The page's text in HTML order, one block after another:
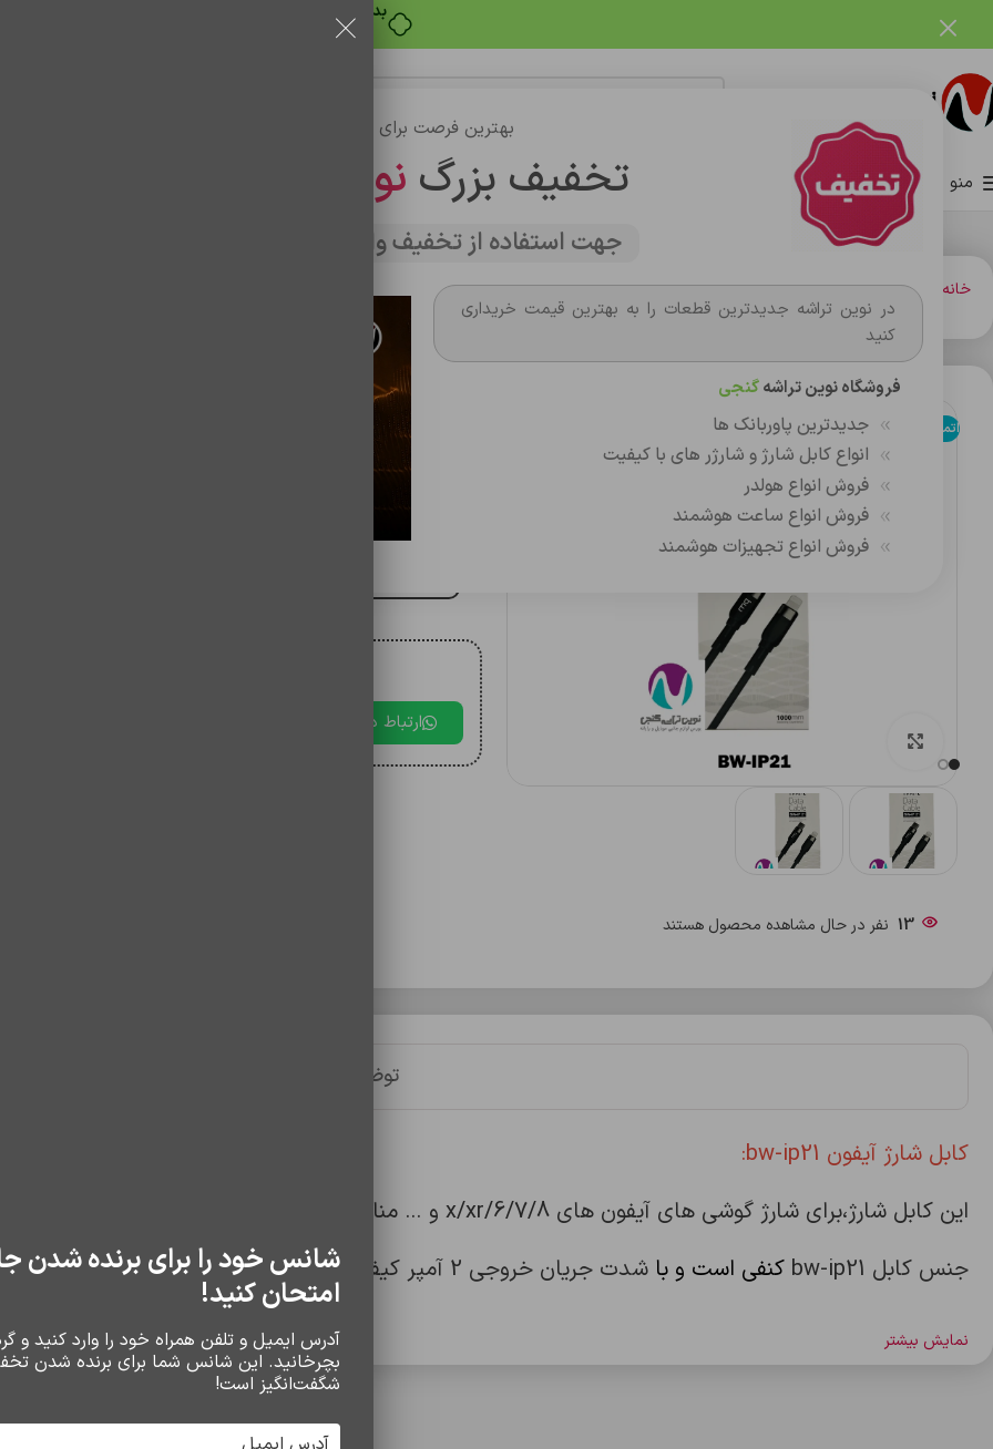
بهترین فرصت برای خرید
تخفیف بزرگ نوین تراشه
جهت استفاده از تخفیف وارد سایت شوید
در نوین تراشه جدیدترین قطعات را به بهترین قیمت خریداری
کنید
فروشگاه نوین تراشهگنجی
جدیدترین پاوربانک ها
انواع کابل شارژ و شارژر های با کیفیت
فروش انواع هولدر
فروش انواع ساعت هوشمند
فروش انواع تجهیزات هوشمند
منو صفحه اصلیفروشگاهوبلاگ
خانه شارژر و کابل شارژر فندکي کابل شارژ کابل شارژ آيفون bw-ip21
اتمام موجودی
13 نفر در حال مشاهده محصول هستند
کابل شارژ آيفون bw-ip21
ارتباط در بله
توضیحات
کابل شارژ آيفون bw-ip21:
این کابل شارژ،برای شارژ گوشی های آیفون های 6/7/8/x/xr و … مناسب هست که حتی برای شارژ ایرپاد نیز میتوانید از آن استفاده کنید.
جنس کابل bw-ip21
کنفی است و با شدت جریان خروجی 2 آمپر کیفیت شارژ بسیار خوبی دارد.
نمایش بیشتر
فروشگاه نوین تراشه گنجی
شانس خود را برای برنده شدن
امتحان کنید!
آدرس ایمیل و تلفن همراه خود را وارد کنید و
بچرخانید. این شانس شما برای برنده شدن
شگفت‌انگیز است!